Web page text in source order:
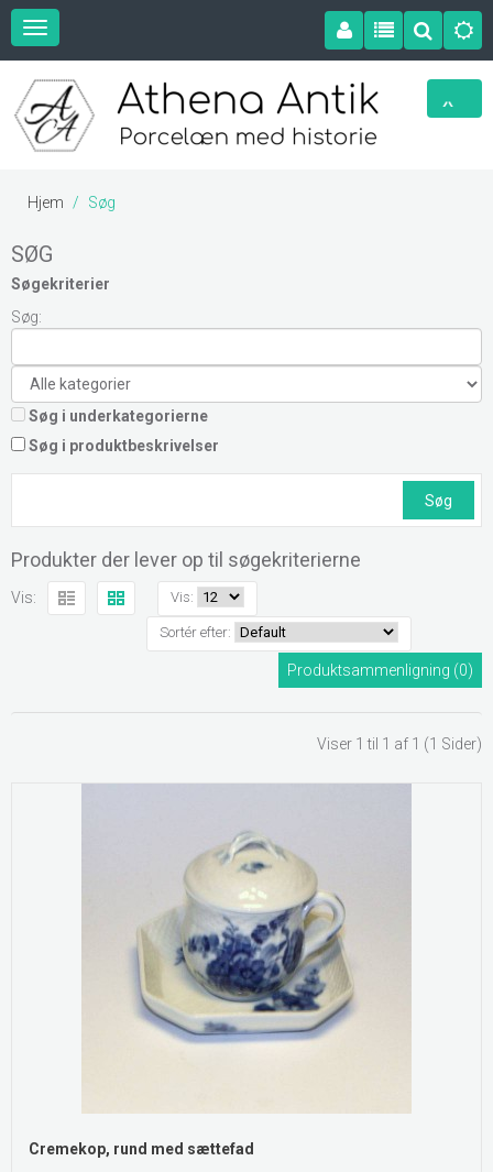
Hjem Søg
SØG
Søgekriterier
Søg:
Søg i underkategorierne
Søg i produktbeskrivelser
Produkter der lever op til søgekriterierne
Vis: Vis:
Sortér efter:
Produktsammenligning (0)
Viser 1 til 1 af 1 (1 Sider)
Cremekop, rund med sættefad